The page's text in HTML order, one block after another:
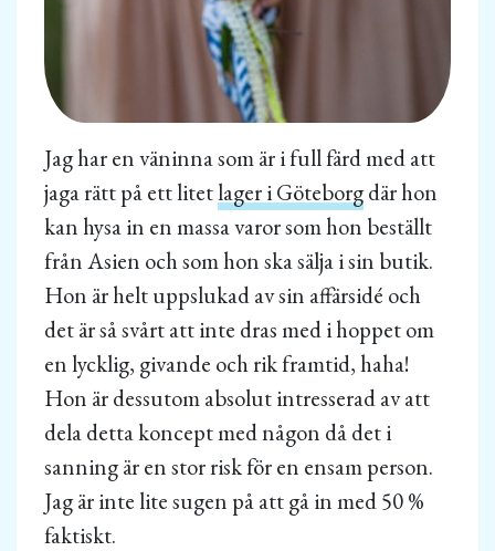
Jag har en väninna som är i full färd med att
jaga rätt på ett litetlager i Göteborgdär hon
kan hysa in en massa varor som hon beställt
från Asien och som hon ska sälja i sin butik.
Hon är helt uppslukad av sin affärsidé och
det är så svårt att inte dras med i hoppet om
en lycklig, givande och rik framtid, haha!
Hon är dessutom absolut intresserad av att
dela detta koncept med någon då det i
sanning är en stor risk för en ensam person.
Jag är inte lite sugen på att gå in med 50 %
faktiskt.